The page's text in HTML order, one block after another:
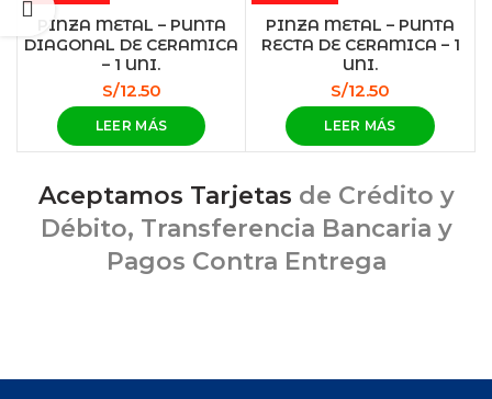
AGOTADO
PINZA METAL – PUNTA
DIAGONAL DE CERAMICA
– 1 UNI.
S/12.50
LEER MÁS
AGOTADO
PINZA METAL – PUNTA
RECTA DE CERAMICA – 1
UNI.
S/12.50
LEER MÁS
Aceptamos Tarjetas de Crédito y
Débito, Transferencia Bancaria y
Pagos Contra Entrega